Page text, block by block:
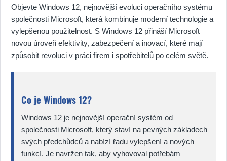
Objevte Windows 12, nejnovější evoluci operačního systému
společnosti Microsoft, která kombinuje moderní technologie a
vylepšenou použitelnost. S Windows 12 přináší Microsoft
novou úroveň efektivity, zabezpečení a inovací, které mají
způsobit revoluci v práci firem i spotřebitelů po celém světě.
Co je Windows 12?
Windows 12 je nejnovější operační systém od
společnosti Microsoft, který staví na pevných základech
svých předchůdců a nabízí řadu vylepšení a nových
funkcí. Je navržen tak, aby vyhovoval potřebám